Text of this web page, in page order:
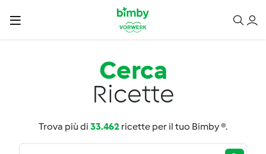
Cerca
Ricette
Trova più di 33.462 ricette per il tuo Bimby ®.